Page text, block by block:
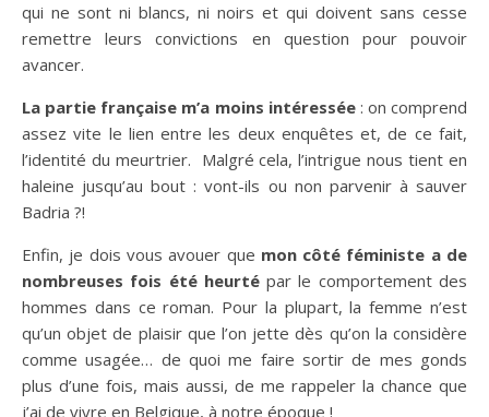
qui ne sont ni blancs, ni noirs et qui doivent sans cesse
remettre leurs convictions en question pour pouvoir
avancer.
La partie française m’a moins intéressée: on comprend
assez vite le lien entre les deux enquêtes et, de ce fait,
l’identité du meurtrier. Malgré cela, l’intrigue nous tient en
haleine jusqu’au bout : vont-ils ou non parvenir à sauver
Badria ?!
Enfin, je dois vous avouer que mon côté féministe a de
nombreuses fois été heurtépar le comportement des
hommes dans ce roman. Pour la plupart, la femme n’est
qu’un objet de plaisir que l’on jette dès qu’on la considère
comme usagée… de quoi me faire sortir de mes gonds
plus d’une fois, mais aussi, de me rappeler la chance que
j’ai de vivre en Belgique, à notre époque !